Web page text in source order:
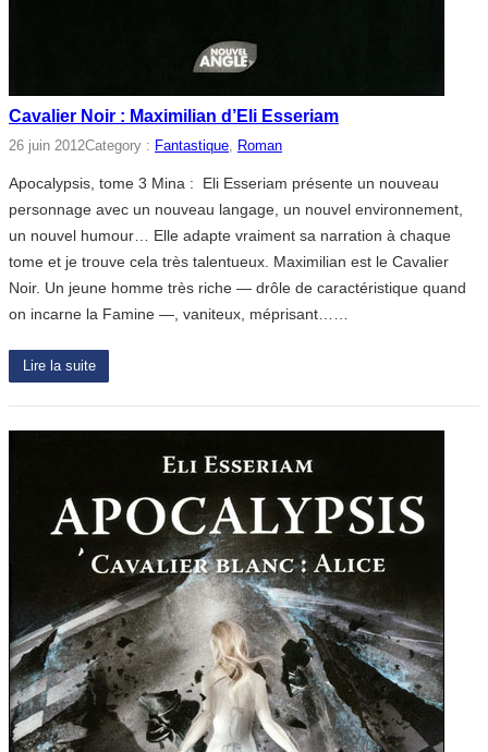
Cavalier Noir : Maximilian d’Eli Esseriam
26 juin 2012Category : Fantastique, Roman
Apocalypsis, tome 3 Mina : Eli Esseriam présente un nouveau
personnage avec un nouveau langage, un nouvel environnement,
un nouvel humour… Elle adapte vraiment sa narration à chaque
tome et je trouve cela très talentueux. Maximilian est le Cavalier
Noir. Un jeune homme très riche — drôle de caractéristique quand
on incarne la Famine —, vaniteux, méprisant……
Lire la suite